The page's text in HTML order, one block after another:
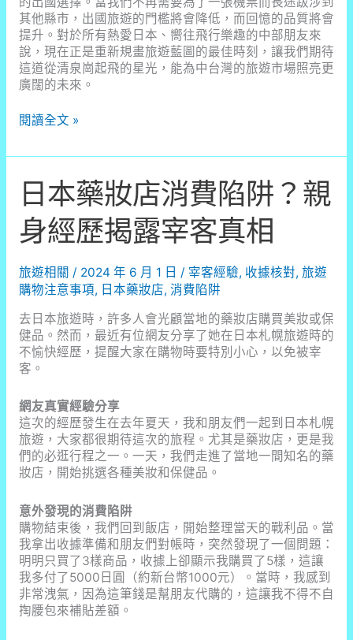
其他縣市，出國旅遊的門檻將會降低，而回憶的品質將會
提升。對於所有熱愛日本、嚮往飛行樂趣的中部朋友來
說，現在正是重新規畫旅遊藍圖的最佳時刻，讓我們期待
這道從清泉崗起飛的星光，能為中台灣的旅遊市場照亮更
廣闊的未來。
台
族
有
福
了！
宇
航
直
飛
東
京
航，
中
部
出
國
旅
進
入
新
紀
元
閱讀全文 »
日本藥妝店消費陷阱？親
身經歷揭露宰客真相
旅遊相關 / 2024 年 6 月 1 日 / 宰客經驗, 收據核對, 旅遊
購物注意事項, 日本藥妝店, 消費陷阱
去日本旅遊時，許多人會光顧當地的藥妝店購買美妝或保
健品。然而，最近有位網友分享了她在日本札幌旅遊時的
不愉快經歷，提醒大家在購物時要特別小心，以免被宰
客。
網友真實經驗分享
這次的經歷發生在去年夏天，我和朋友們一起到日本札幌
旅遊，大家都很期待這次的旅程。尤其是藥妝店，更是我
們的必逛行程之一。一天，我們走進了當地一間知名的藥
妝店，開始挑選各種美妝和保健品。
意外發現的消費陷阱
購物結束後，我們回到飯店，開始整理當天的戰利品。當
我拿出收據準備和朋友們對帳時，突然發現了一個問題：
明明只買了3樣商品，收據上卻顯示我購買了5樣，這讓
我多付了5000日圓（約新台幣1000元）。當時，我感到
非常洩氣，因為這筆錢是幫朋友代購的，這讓我不得不自
掏腰包來補貼差額。